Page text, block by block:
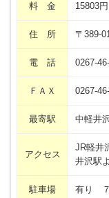
料 金 15803円
住 所 〒389-
電 話 0267-
ＦＡＸ 0267-
最寄駅 中軽井沢
アクセス
JR軽井
井沢駅
駐車場 有り